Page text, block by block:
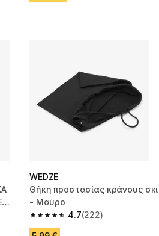
reviews
WEDZE
Θήκη προστασίας κράνους σκι
- Μαύρο
4.7
4.7 out of 5 stars from 222
(222)